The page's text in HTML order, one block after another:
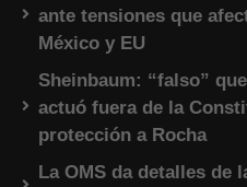
ante tensiones que
México y EU
Sheinbaum: “falso”
actuó fuera de la
protección a Rocha
La OMS da detalles de